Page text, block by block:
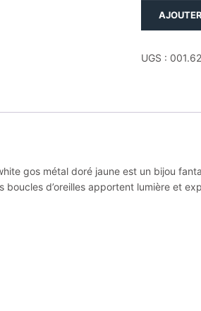
d'oreilles
percees
gos
métal
UGS :
gos métal doré jaune est un bijou
d’oreilles apportent lumière et